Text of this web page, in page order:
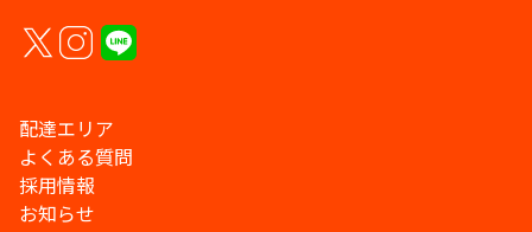
配達エリア
よくある質問
採用情報
お知らせ